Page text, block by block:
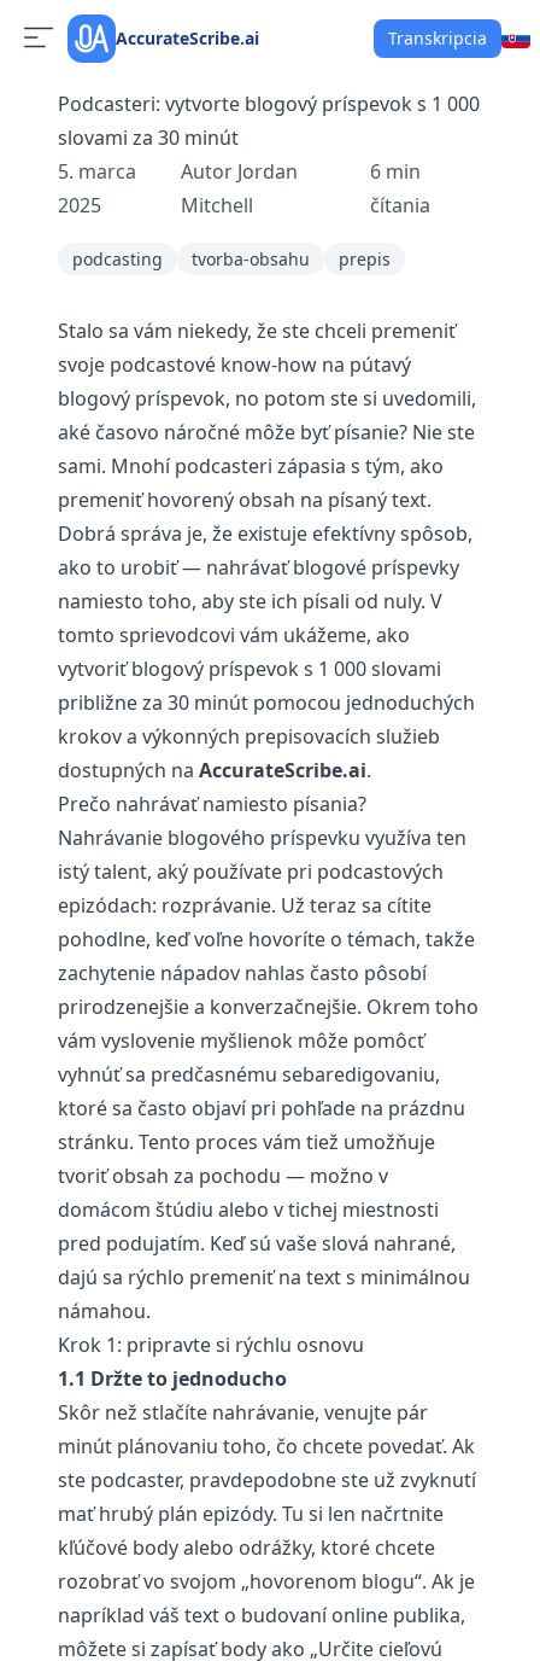
AccurateScribe.ai Transkripcia
Podcasteri: vytvorte blogový príspevok s 1 000
slovami za 30 minút
5. marca
2025
Autor Jordan
Mitchell
6 min
čítania
podcasting tvorba-obsahu prepis
Stalo sa vám niekedy, že ste chceli premeniť
svoje podcastové know-how na pútavý
blogový príspevok, no potom ste si uvedomili,
aké časovo náročné môže byť písanie? Nie ste
sami. Mnohí podcasteri zápasia s tým, ako
premeniť hovorený obsah na písaný text.
Dobrá správa je, že existuje efektívny spôsob,
ako to urobiť — nahrávať blogové príspevky
namiesto toho, aby ste ich písali od nuly. V
tomto sprievodcovi vám ukážeme, ako
vytvoriť blogový príspevok s 1 000 slovami
približne za 30 minút pomocou jednoduchých
krokov a výkonných prepisovacích služieb
dostupných na AccurateScribe.ai.
Prečo nahrávať namiesto písania?
Nahrávanie blogového príspevku využíva ten
istý talent, aký používate pri podcastových
epizódach: rozprávanie. Už teraz sa cítite
pohodlne, keď voľne hovoríte o témach, takže
zachytenie nápadov nahlas často pôsobí
prirodzenejšie a konverzačnejšie. Okrem toho
vám vyslovenie myšlienok môže pomôcť
vyhnúť sa predčasnému sebaredigovaniu,
ktoré sa často objaví pri pohľade na prázdnu
stránku. Tento proces vám tiež umožňuje
tvoriť obsah za pochodu — možno v
domácom štúdiu alebo v tichej miestnosti
pred podujatím. Keď sú vaše slová nahrané,
dajú sa rýchlo premeniť na text s minimálnou
námahou.
Krok 1: pripravte si rýchlu osnovu
1.1 Držte to jednoducho
Skôr než stlačíte nahrávanie, venujte pár
minút plánovaniu toho, čo chcete povedať. Ak
ste podcaster, pravdepodobne ste už zvyknutí
mať hrubý plán epizódy. Tu si len načrtnite
kľúčové body alebo odrážky, ktoré chcete
rozobrať vo svojom „hovorenom blogu“. Ak je
napríklad váš text o budovaní online publika,
môžete si zapísať body ako „Určite cieľovú